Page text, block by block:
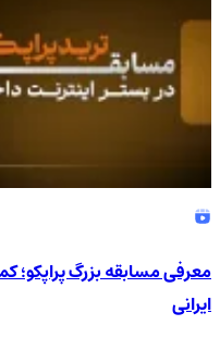
معرفی مسابقه بزرگ پراپکو؛
ایرانی